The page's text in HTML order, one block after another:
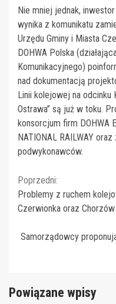
Nie mniej jednak,
wynika z komunikatu
Urzędu Gminy i Miasta
DOHWA Polska
Komunikacyjnego)
nad dokumentacją
Linii kolejowej na
Ostrawa” są już w toku.
konsorcjum firm DOHWA
NATIONAL RAILWAY
podwykonawców.
Continue
Reading
Poprzedni:
Problemy z ruchem
Czerwionka oraz
Samorządowcy
Powiązane wpisy